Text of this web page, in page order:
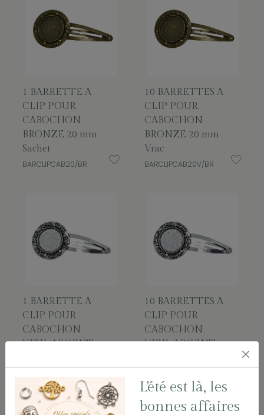
1 BARRETTE A
CLIP POUR
CABOCHON
BRONZE 20 mm
Sachet
BARCLIPCAB20/BR
10 BARRETTES A
CLIP POUR
CABOCHON
BRONZE 20 mm
Vrac
BARCLIPCAB20V/BR
1 BARRETTE A
CLIP POUR
CABOCHON
VIEIL ARGENT
10 BARRETTES A
CLIP POUR
CABOCHON
VIEIL ARGENT
L'été est là, les
bonnes affaires